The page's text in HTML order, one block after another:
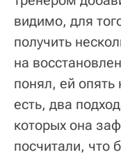
видимо, для
получить
на
понял, ей
есть, два
которых она
посчитали, что